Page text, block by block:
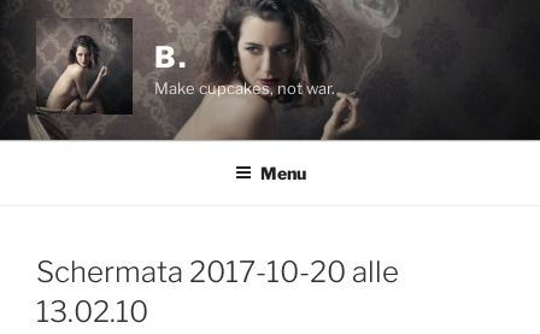
Salta
contenuto
B.
Make cupcakes, not war.
Menu
Schermata 2017-10-20 alle
13.02.10